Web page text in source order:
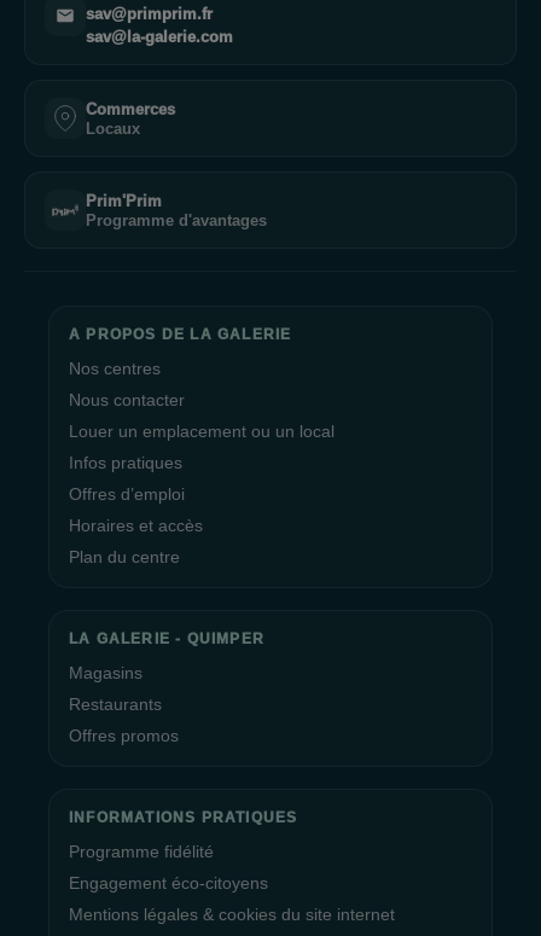
sav@primprim.fr
sav@la-galerie.com
Commerces
Locaux
Prim'Prim
Programme d'avantages
A PROPOS DE LA GALERIE
Nos centres
Nous contacter
Louer un emplacement ou un local
Infos pratiques
Offres d’emploi
Horaires et accès
Plan du centre
LA GALERIE - QUIMPER
Magasins
Restaurants
Offres promos
INFORMATIONS PRATIQUES
Programme fidélité
Engagement éco-citoyens
Mentions légales & cookies du site internet